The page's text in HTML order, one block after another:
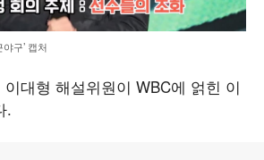
구’ 캡처
대형 해설위원이 WBC에 얽힌 이
.